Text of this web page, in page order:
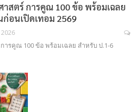
สตร์ การคูณ 100 ข้อ พร้อมเฉลย
อนเปิดเทอม 2569
ารคูณ 100 ข้อ พร้อมเฉลย สำหรับ ป.1-6